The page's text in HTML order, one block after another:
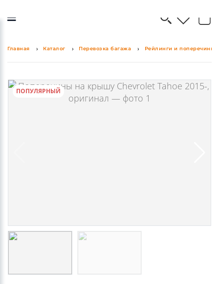
Главная Каталог Перевозка багажа Рейлинги и поперечины
ПОПУЛЯРНЫЙ